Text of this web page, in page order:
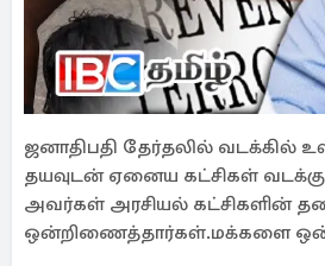
ஜனாதிபதி தேர்தலில் வடக்கில்
தயவுடன் ஏனைய கட்சிகள்
அவர்கள் அரசியல் கட்சிகளின்
ஒன்றிணைத்தார்கள்.மக்களை